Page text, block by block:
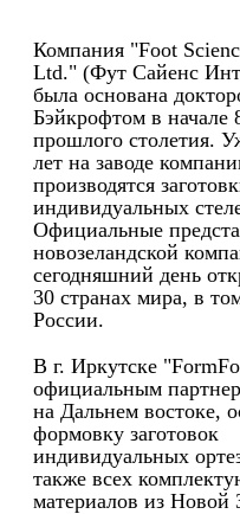
Компания "Foot
Ltd." (Фут Сайенс
была основана
Бэйкрофтом в начале
прошлого столетия.
лет на заводе
производятся
индивидуальных
Официальные
новозеландской
сегодняшний день
30 странах мира, в
России.
В г. Иркутске
официальным
на Дальнем востоке,
формовку заготовок
индивидуальных
также всех
материалов из Новой